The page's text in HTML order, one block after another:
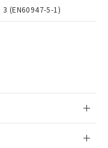
3 (EN60947-5-1)
ついて、当社
の「1.共同利
ード
を証明する
ステル類４